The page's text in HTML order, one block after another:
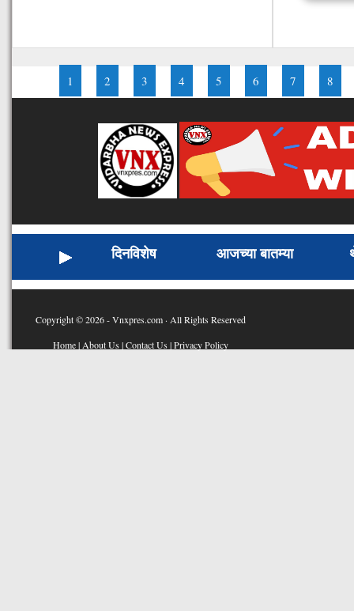
1 2 3 4 5 6 7 8
दिनविशेष आजच्या बातम्या
Copyright © 2026 - Vnxpres.com · All Rights Reserved
Home|About Us |Contact Us |Privacy Policy